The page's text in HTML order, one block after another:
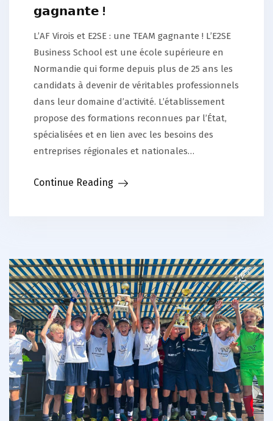
𝗴𝗮𝗴𝗻𝗮𝗻𝘁𝗲 !
L’AF Virois et E2SE : une TEAM gagnante ! L’E2SE
Business School est une école supérieure en
Normandie qui forme depuis plus de 25 ans les
candidats à devenir de véritables professionnels
dans leur domaine d’activité. L’établissement
propose des formations reconnues par l’État,
spécialisées et en lien avec les besoins des
entreprises régionales et nationales…
Continue Reading